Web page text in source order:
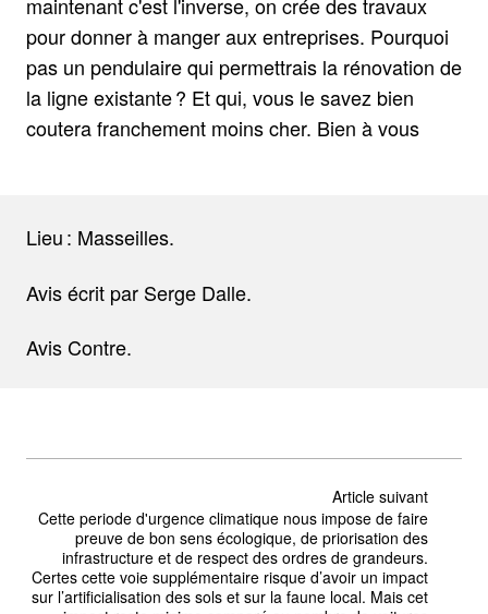
pour donner à manger aux entreprises. Pourquoi
pas un pendulaire qui permettrais la rénovation de
la ligne existante ? Et qui, vous le savez bien
coutera franchement moins cher. Bien à vous
Lieu : Masseilles.
Avis écrit par Serge Dalle.
Avis Contre.
Article suivant
Cette periode d'urgence climatique nous impose de faire
preuve de bon sens écologique, de priorisation des
infrastructure et de respect des ordres de grandeurs.
Certes cette voie supplémentaire risque d’avoir un impact
sur l’artificialisation des sols et sur la faune local. Mais cet